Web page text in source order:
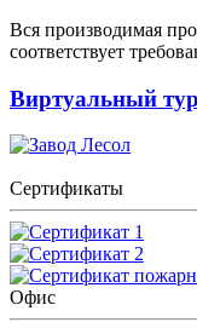
Вся производимая
соответствует
Виртуальный тур
Сертификаты
Офис